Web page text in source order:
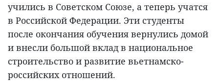
учились в Советском Союзе, а теперь учатся
в Российской Федерации. Эти студенты
после окончания обучения вернулись домой
и внесли большой вклад в национальное
строительство и развитие вьетнамско-
российских отношений.